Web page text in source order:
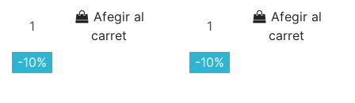
Afegir al
carret
Afegir al
carret
-10%
-10%